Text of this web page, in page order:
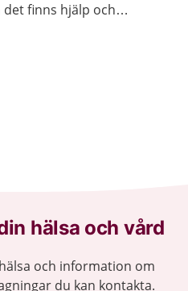
finns hjälp och
hälsa och vård
och information om
du kan kontakta.